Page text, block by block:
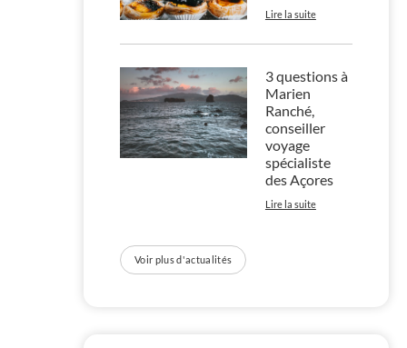
Lire la suite
3 questions à
Marien
Ranché,
conseiller
voyage
spécialiste
des Açores
Lire la suite
Voir plus d'actualités